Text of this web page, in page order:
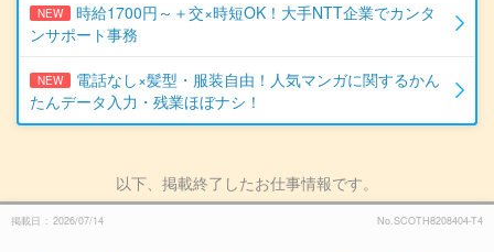
NEW
時給1700円～＋交×時短OK！大手NTT企業でカンタ
ンサポート事務
NEW
電話なし×髪型・服装自由！人気マンガに関するかん
たんデータ入力・残業ほぼナシ！
以下、掲載終了したお仕事情報です。
掲載日 2026/07/14 No.SCOTH8208404-T4